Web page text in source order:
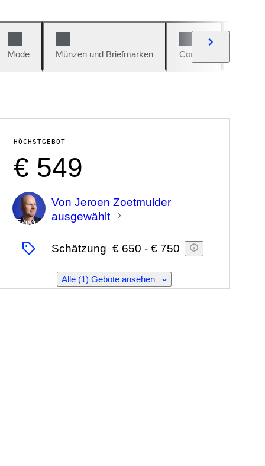
Mode Münzen und Briefmarken Comics
HÖCHSTGEBOT
€ 549
Experte
Von Jeroen Zoetmulder
ausgewählt
Schätzung € 650 - € 750
Alle (1) Gebote ansehen